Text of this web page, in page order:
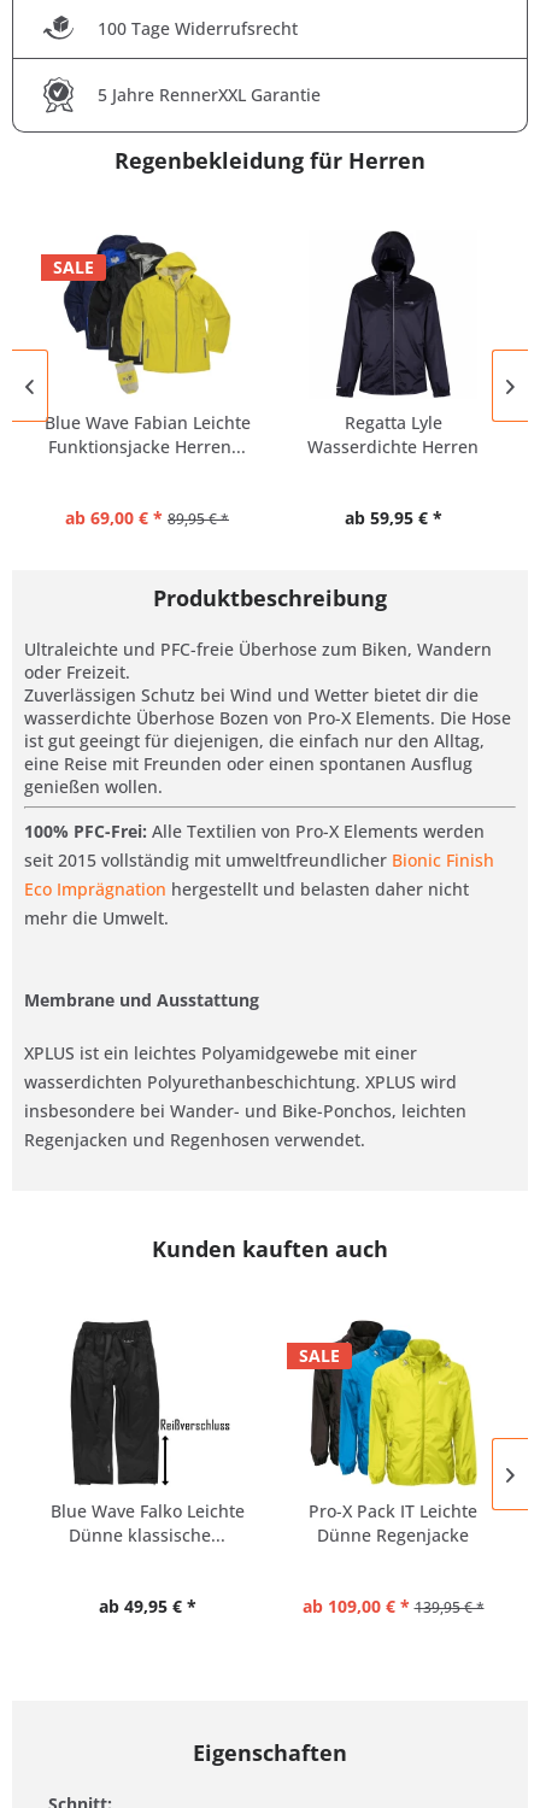
100 Tage Widerrufsrecht
5 Jahre RennerXXL Garantie
Regenbekleidung für Herren
SALE
Blue Wave Fabian Leichte
Funktionsjacke Herren...
ab 69,00 € * 89,95 € *
Regatta Lyle
Wasserdichte Herren
ab 59,95 € *
Produktbeschreibung
Ultraleichte und PFC-freie Überhose zum Biken, Wandern
oder Freizeit.
Zuverlässigen Schutz bei Wind und Wetter bietet dir die
wasserdichte Überhose Bozen von Pro-X Elements. Die Hose
ist gut geeingt für diejenigen, die einfach nur den Alltag,
eine Reise mit Freunden oder einen spontanen Ausflug
genießen wollen.
100% PFC-Frei: Alle Textilien von Pro-X Elements werden
seit 2015 vollständig mit umweltfreundlicher Bionic Finish
Eco Imprägnation hergestellt und belasten daher nicht
mehr die Umwelt.
Membrane und Ausstattung
XPLUS ist ein leichtes Polyamidgewebe mit einer
wasserdichten Polyurethanbeschichtung. XPLUS wird
insbesondere bei Wander- und Bike-Ponchos, leichten
Regenjacken und Regenhosen verwendet.
Kunden kauften auch
Blue Wave Falko Leichte
Dünne klassische...
ab 49,95 € *
SALE
Pro-X Pack IT Leichte
Dünne Regenjacke
ab 109,00 € * 139,95 € *
Eigenschaften